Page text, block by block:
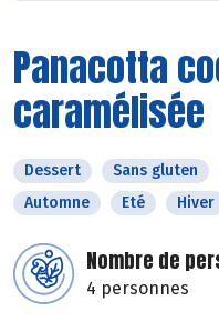
Panacotta
caramélisée
Dessert Sans gluten
Automne
Eté Hiver
Nombre de
4 personnes